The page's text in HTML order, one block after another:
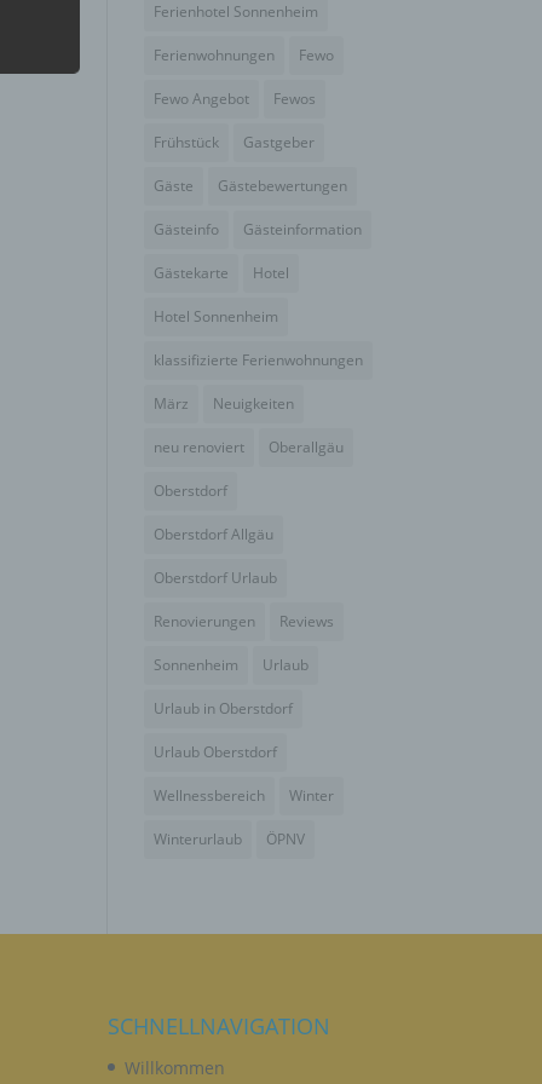
Ferienhotel Sonnenheim
Ferienwohnungen Fewo
Fewo Angebot Fewos
Frühstück Gastgeber
Gäste Gästebewertungen
Gästeinfo Gästeinformation
Gästekarte Hotel
Hotel Sonnenheim
klassifizierte Ferienwohnungen
März Neuigkeiten
neu renoviert Oberallgäu
Oberstdorf
Oberstdorf Allgäu
Oberstdorf Urlaub
Renovierungen Reviews
Sonnenheim Urlaub
Urlaub in Oberstdorf
Urlaub Oberstdorf
Wellnessbereich Winter
Winterurlaub ÖPNV
SCHNELLNAVIGATION
Willkommen